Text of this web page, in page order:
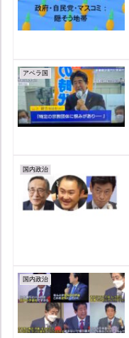
アベラ国
国内政治
国内政治